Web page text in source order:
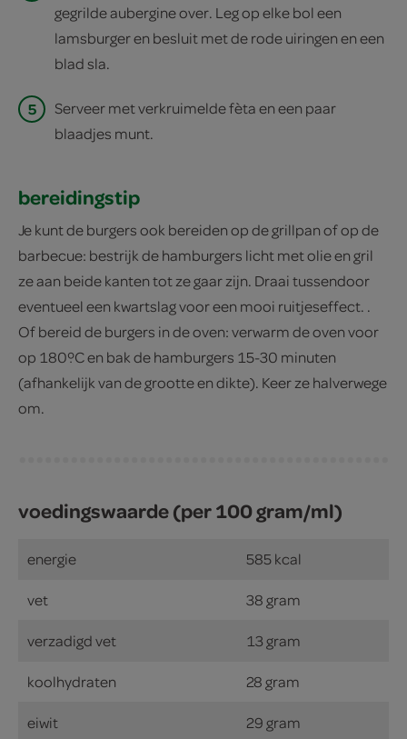
gegrilde aubergine over. Leg op elke bol een
lamsburger en besluit met de rode uiringen en een
blad sla.
5
Serveer met verkruimelde fèta en een paar
blaadjes munt.
bereidingstip
Je kunt de burgers ook bereiden op de grillpan of op de
barbecue: bestrijk de hamburgers licht met olie en gril
ze aan beide kanten tot ze gaar zijn. Draai tussendoor
eventueel een kwartslag voor een mooi ruitjeseffect. .
Of bereid de burgers in de oven: verwarm de oven voor
op 180ºC en bak de hamburgers 15-30 minuten
(afhankelijk van de grootte en dikte). Keer ze halverwege
om.
voedingswaarde (per 100 gram/ml)
energie 585 kcal
vet 38 gram
verzadigd vet 13 gram
koolhydraten 28 gram
eiwit 29 gram